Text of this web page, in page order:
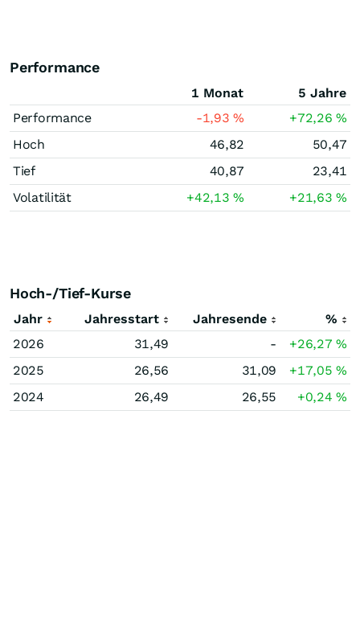
Performance
1 Monat
5 Jahre
Performance
-1,93% +72,26%
Hoch
46,82
50,47
Tief
40,87
23,41
Volatilität
+42,13% +21,63%
Hoch-/Tief-Kurse
Jahr Jahresstart Jahresende
%
2026
31,49 - +26,27%
2025
26,56 31,09 +17,05%
2024
26,49 26,55 +0,24%